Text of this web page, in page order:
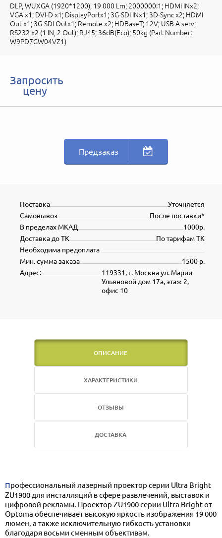
DLP, WUXGA (1920*1200), 19 000 Lm; 2000000:1; HDMI INx2;
VGA x1; DVI-D x1; DisplayPortx1; 3G-SDI INx1; 3D-Sync x2; HDMI
Out x1; 3G-SDI Outx1; Remote x2; HDBaseT; 12V; USB A serv;
RS232 x2 (1 IN, 2 Out); RJ45; 36dB(Eco); 50kg (Part Number:
W9PD7GW04VZ1)
Запросить
цену
Предзаказ
Уточняется
Поставка
После поставки*
Самовывоз
1000р.
В пределах МКАД
По тарифам ТК
Доставка до ТК
Необходима предоплата
1500 р.
Мин. сумма заказа
119331, г. Москва ул. Марии
Ульяновой дом 17а, этаж 2,
офис 10
Адрес:
ОПИСАНИЕ
ХАРАКТЕРИСТИКИ
ОТЗЫВЫ
ДОСТАВКА
Профессиональный лазерный проектор серии Ultra Bright
ZU1900 для инсталляций в сфере развлечений, выставок и
цифровой рекламы. Проектор ZU1900 серии Ultra Bright от
Optoma обеспечивает высокую яркость изображения 19 000
люмен, а также исключительную гибкость установки
благодаря восьми сменным объективам.